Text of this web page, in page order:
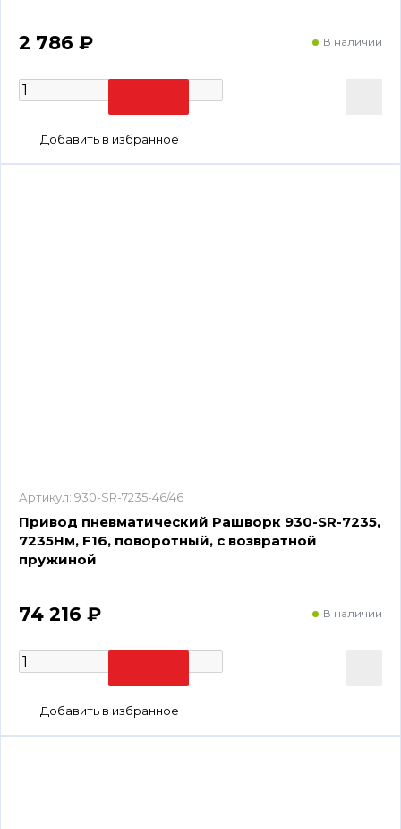
2 786 ₽ В наличии
Артикул: 930-SR-7235-46/46
Привод пневматический Рашворк 930-SR-7235,
7235Нм, F16, поворотный, с возвратной
пружиной
74 216 ₽ В наличии